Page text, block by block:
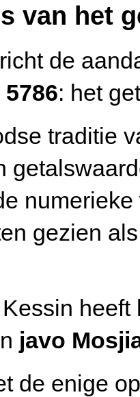
van het
de
5786: het
traditie
gezien
javo
de enige